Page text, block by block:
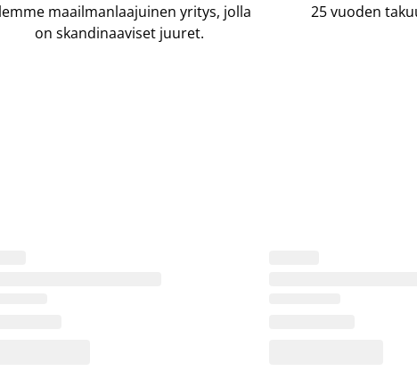
maailmanlaajuinen yritys, jolla
on skandinaaviset juuret.
25 vuoden